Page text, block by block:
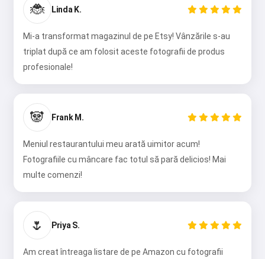
🐞 Linda K.
Mi-a transformat magazinul de pe Etsy! Vânzările s-au
triplat după ce am folosit aceste fotografii de produs
profesionale!
🐼 Frank M.
Meniul restaurantului meu arată uimitor acum!
Fotografiile cu mâncare fac totul să pară delicios! Mai
multe comenzi!
🌷 Priya S.
Am creat întreaga listare de pe Amazon cu fotografii